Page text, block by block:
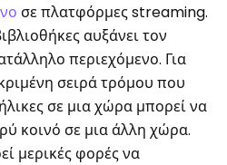
σε πλατφόρμες streaming.
αυξάνει τον
περιεχόμενο. Για
σειρά τρόμου που
σε μια χώρα μπορεί να
κοινό σε μια άλλη χώρα.
μερικές φορές να